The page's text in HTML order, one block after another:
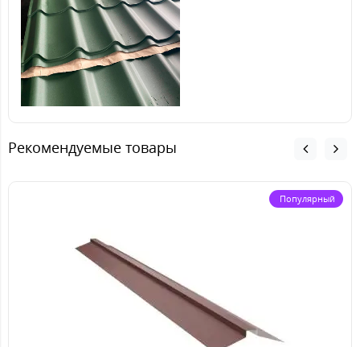
Рекомендуемые товары
Популярный